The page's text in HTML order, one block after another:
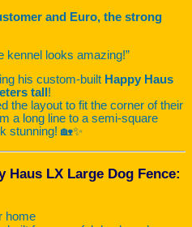
and Euro, the strong
kennel looks amazing!”
his custom-built Happy Haus
tall !
the layout to fit the corner of their
a long line to a semi-square
stunning! 🏡✨
LX Large Dog Fence:
home